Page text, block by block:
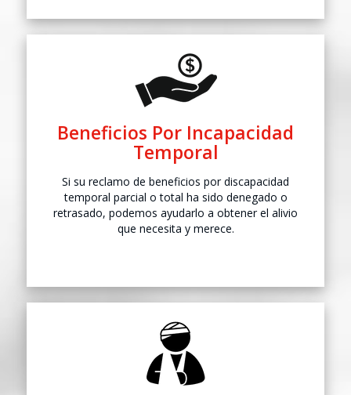
Beneficios Por Incapacidad
Temporal
Si su reclamo de beneficios por discapacidad
temporal parcial o total ha sido denegado o
retrasado, podemos ayudarlo a obtener el alivio
que necesita y merece.